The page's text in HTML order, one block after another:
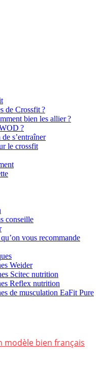
de Crossfit ?
bien les allier ?
?
s’entraîner
le crossfit
conseille
vous recommande
Weider
Scitec nutrition
Reflex nutrition
de musculation EaFit Pure
modèle bien français